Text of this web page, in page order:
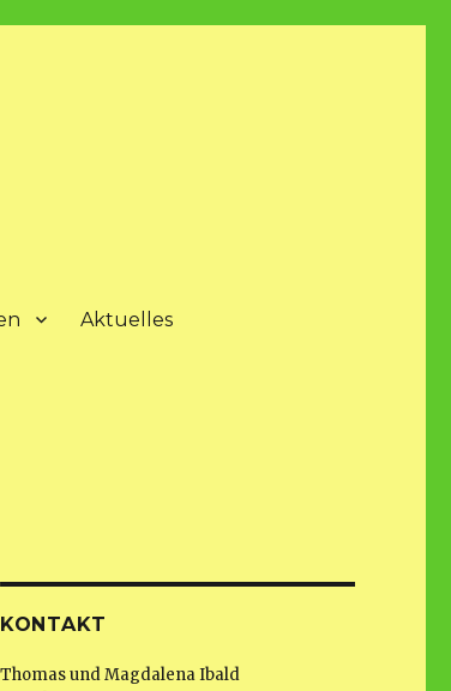
Aktuelles
KONTAKT
Thomas und Magdalena Ibald